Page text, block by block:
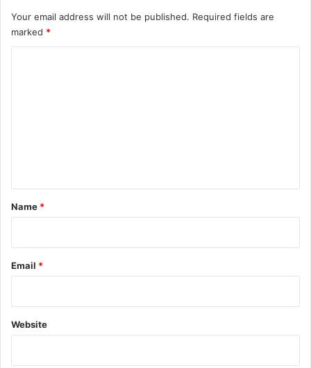
Your email address will not be published. Required fields are
marked *
*
Name *
Email *
Website